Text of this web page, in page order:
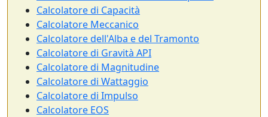
Calcolatore di Capacità
Calcolatore Meccanico
Calcolatore dell'Alba e del Tramonto
Calcolatore di Gravità API
Calcolatore di Magnitudine
Calcolatore di Wattaggio
Calcolatore di Impulso
Calcolatore EOS